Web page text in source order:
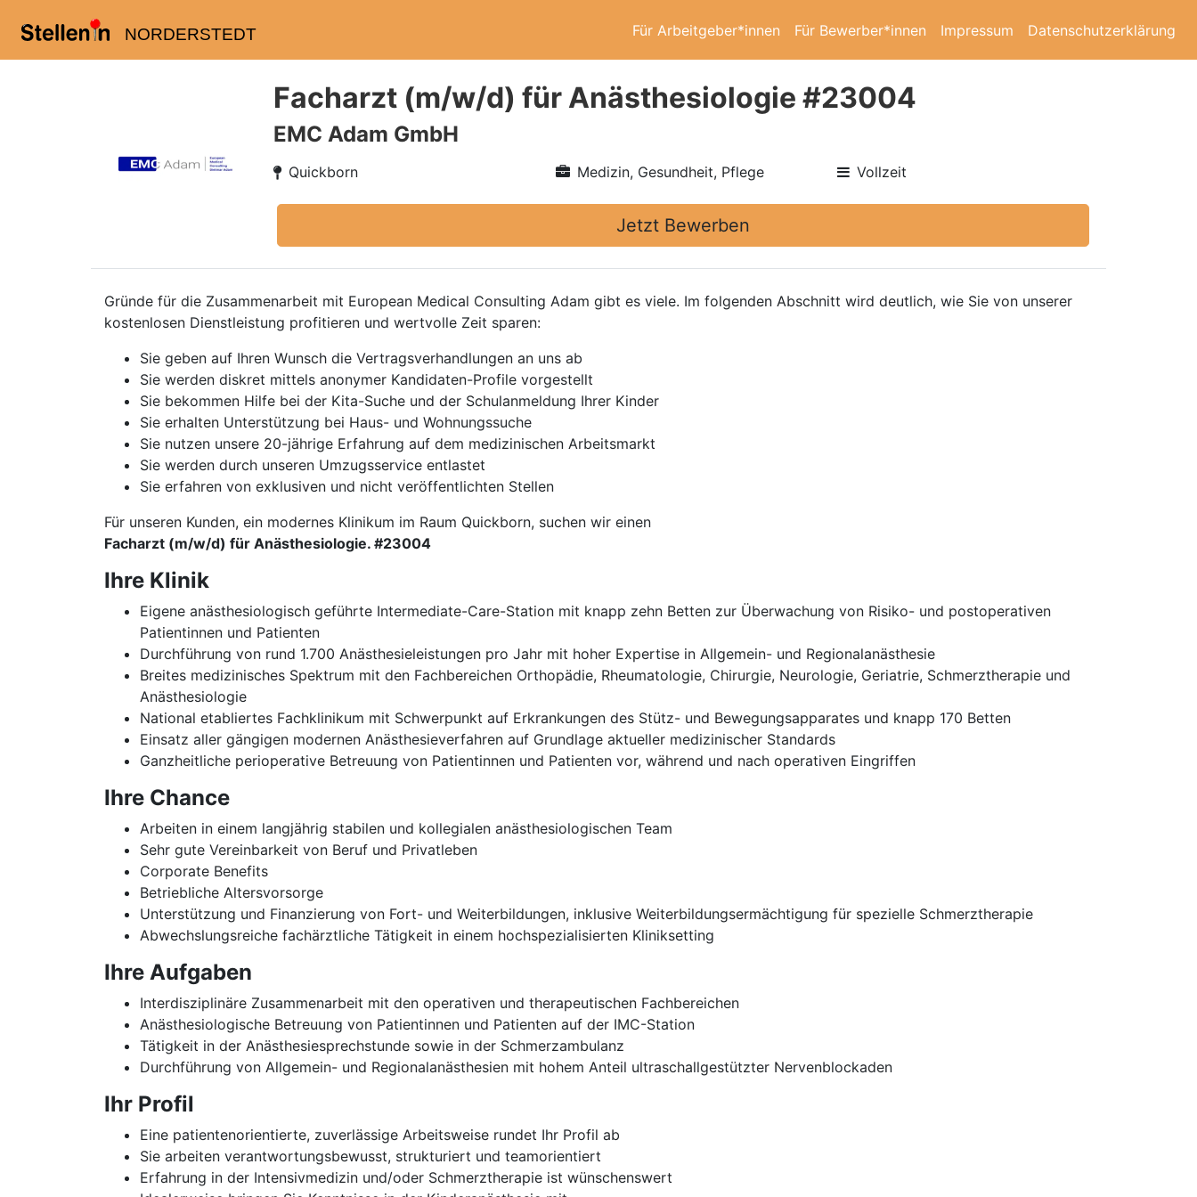
NORDERSTEDT Für Arbeitgeber*innen Für Bewerber*innen Impressum Datenschutzerklärung
Facharzt (m/w/d) für Anästhesiologie #23004
EMC Adam GmbH
Quickborn Medizin, Gesundheit, Pflege Vollzeit
Jetzt Bewerben
Gründe für die Zusammenarbeit mit European Medical Consulting Adam gibt es viele. Im folgenden Abschnitt wird deutlich, wie Sie von unserer
kostenlosen Dienstleistung profitieren und wertvolle Zeit sparen:
Sie geben auf Ihren Wunsch die Vertragsverhandlungen an uns ab
Sie werden diskret mittels anonymer Kandidaten-Profile vorgestellt
Sie bekommen Hilfe bei der Kita-Suche und der Schulanmeldung Ihrer Kinder
Sie erhalten Unterstützung bei Haus- und Wohnungssuche
Sie nutzen unsere 20-jährige Erfahrung auf dem medizinischen Arbeitsmarkt
Sie werden durch unseren Umzugsservice entlastet
Sie erfahren von exklusiven und nicht veröffentlichten Stellen
Für unseren Kunden, ein modernes Klinikum im Raum Quickborn, suchen wir einen
Facharzt (m/w/d) für Anästhesiologie. #23004
Ihre Klinik
Eigene anästhesiologisch geführte Intermediate-Care-Station mit knapp zehn Betten zur Überwachung von Risiko- und postoperativen
Patientinnen und Patienten
Durchführung von rund 1.700 Anästhesieleistungen pro Jahr mit hoher Expertise in Allgemein- und Regionalanästhesie
Breites medizinisches Spektrum mit den Fachbereichen Orthopädie, Rheumatologie, Chirurgie, Neurologie, Geriatrie, Schmerztherapie und
Anästhesiologie
National etabliertes Fachklinikum mit Schwerpunkt auf Erkrankungen des Stütz- und Bewegungsapparates und knapp 170 Betten
Einsatz aller gängigen modernen Anästhesieverfahren auf Grundlage aktueller medizinischer Standards
Ganzheitliche perioperative Betreuung von Patientinnen und Patienten vor, während und nach operativen Eingriffen
Ihre Chance
Arbeiten in einem langjährig stabilen und kollegialen anästhesiologischen Team
Sehr gute Vereinbarkeit von Beruf und Privatleben
Corporate Benefits
Betriebliche Altersvorsorge
Unterstützung und Finanzierung von Fort- und Weiterbildungen, inklusive Weiterbildungsermächtigung für spezielle Schmerztherapie
Abwechslungsreiche fachärztliche Tätigkeit in einem hochspezialisierten Kliniksetting
Ihre Aufgaben
Interdisziplinäre Zusammenarbeit mit den operativen und therapeutischen Fachbereichen
Anästhesiologische Betreuung von Patientinnen und Patienten auf der IMC-Station
Tätigkeit in der Anästhesiesprechstunde sowie in der Schmerzambulanz
Durchführung von Allgemein- und Regionalanästhesien mit hohem Anteil ultraschallgestützter Nervenblockaden
Ihr Profil
Eine patientenorientierte, zuverlässige Arbeitsweise rundet Ihr Profil ab
Sie arbeiten verantwortungsbewusst, strukturiert und teamorientiert
Erfahrung in der Intensivmedizin und/oder Schmerztherapie ist wünschenswert